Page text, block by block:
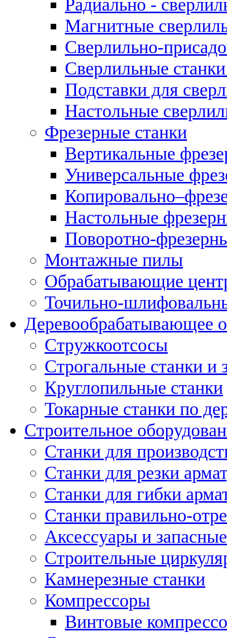
Радиально -
Магнитные
Сверлильно-
Сверлильные
Подставки для
Настольные
Фрезерные станки
Вертикальные
Универсальные
Настольные
Поворотно-
Монтажные пилы
Обрабатывающие
Точильно-
Деревообрабатывающее
Стружкоотсосы
Строгальные станки и
Круглопильные станки
Токарные станки по
Строительное
Станки для
Станки для резки
Станки для гибки
Станки правильно-
Аксессуары и
Строительные
Камнерезные станки
Компрессоры
Винтовые